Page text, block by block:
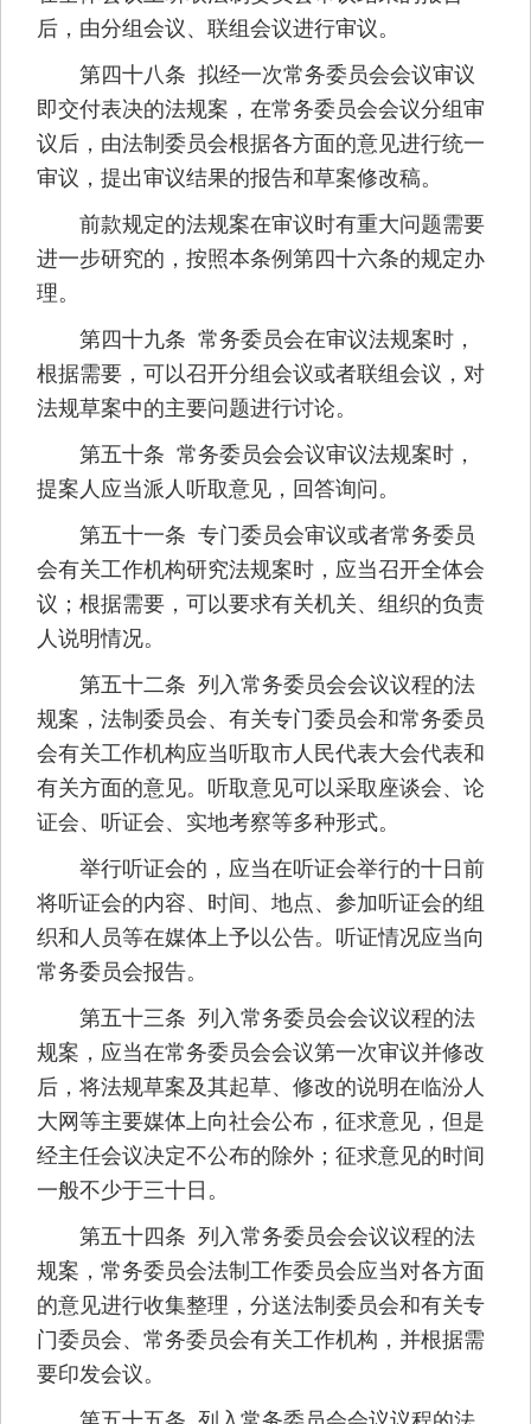
后，由分组会议、联组会议进行审议。
第四十八条 拟经一次常务委员会会议审议
即交付表决的法规案，在常务委员会会议分组审
议后，由法制委员会根据各方面的意见进行统一
审议，提出审议结果的报告和草案修改稿。
前款规定的法规案在审议时有重大问题需要
进一步研究的，按照本条例第四十六条的规定办
理。
第四十九条 常务委员会在审议法规案时，
根据需要，可以召开分组会议或者联组会议，对
法规草案中的主要问题进行讨论。
第五十条 常务委员会会议审议法规案时，
提案人应当派人听取意见，回答询问。
第五十一条 专门委员会审议或者常务委员
会有关工作机构研究法规案时，应当召开全体会
议；根据需要，可以要求有关机关、组织的负责
人说明情况。
第五十二条 列入常务委员会会议议程的法
规案，法制委员会、有关专门委员会和常务委员
会有关工作机构应当听取市人民代表大会代表和
有关方面的意见。听取意见可以采取座谈会、论
证会、听证会、实地考察等多种形式。
举行听证会的，应当在听证会举行的十日前
将听证会的内容、时间、地点、参加听证会的组
织和人员等在媒体上予以公告。听证情况应当向
常务委员会报告。
第五十三条 列入常务委员会会议议程的法
规案，应当在常务委员会会议第一次审议并修改
后，将法规草案及其起草、修改的说明在临汾人
大网等主要媒体上向社会公布，征求意见，但是
经主任会议决定不公布的除外；征求意见的时间
一般不少于三十日。
第五十四条 列入常务委员会会议议程的法
规案，常务委员会法制工作委员会应当对各方面
的意见进行收集整理，分送法制委员会和有关专
门委员会、常务委员会有关工作机构，并根据需
要印发会议。